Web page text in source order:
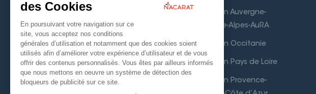
collaborateurs Nacarat
Parrainer c’est gagner
Nous rejoindre
Région Auvergne-
Rhône-Alpes-AuRA
Région Occitanie
Région Pays de Loire
Région Provence-
des Cookies
En poursuivant votre navigation sur ce
site, vous acceptez nos conditions
générales d’utilisation et notamment que des cookies soient
utilisés afin d’améliorer votre expérience d’utilisateur et de vous
offrir des contenus personnalisés. Vous êtes par ailleurs informés
que nous mettons en oeuvre un système de détection des
bloqueurs de publicité sur ce site.